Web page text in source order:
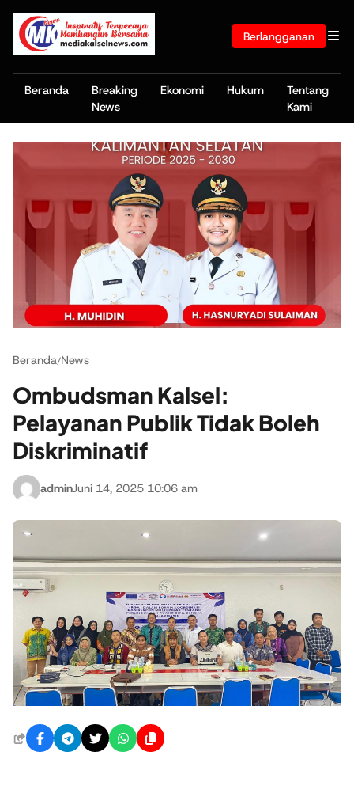
Berlangganan
Beranda
Breaking
News
Ekonomi Hukum
Tentang
Kami
Beranda/News
Ombudsman Kalsel:
Pelayanan Publik Tidak Boleh
Diskriminatif
adminJuni 14, 2025 10:06 am